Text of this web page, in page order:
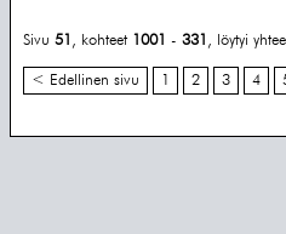
Sivu 51 , kohteet 1001 - 331 , löytyi
< Edellinen sivu 1 2 3 4